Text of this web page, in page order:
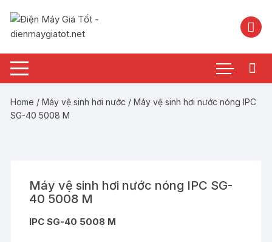
nội
Home /Máy vệ sinh hơi nước / Máy vệ sinh hơi nước nóng IPC
SG-40 5008 M
Máy vệ sinh hơi nước nóng IPC SG-
40 5008 M
IPC SG-40 5008 M